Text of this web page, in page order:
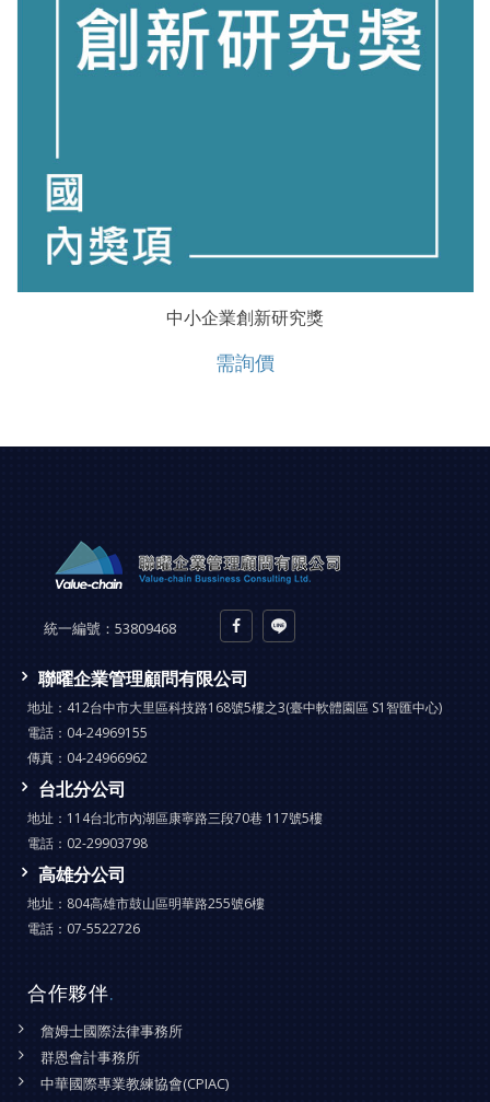
中小企業創新研究獎
需詢價
統一編號： 53809468
聯曜企業管理顧問有限公司
地址： 412台中市大里區科技路168號5樓之3(臺中軟體園區 S1智匯中心)
電話： 04-24969155
傳真： 04-24966962
台北分公司
地址： 114台北市內湖區康寧路三段70巷 117號5樓
電話： 02-29903798
高雄分公司
地址： 804高雄市鼓山區明華路255號6樓
電話： 07-5522726
合作夥伴.
詹姆士國際法律事務所
群恩會計事務所
中華國際專業教練協會(CPIAC)